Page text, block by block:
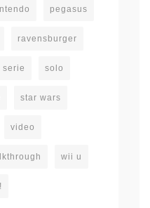
pegasus
ravensburger
serie solo
star wars
video
wii u